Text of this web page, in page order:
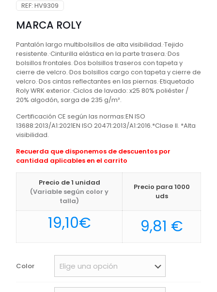
REF: HV9309
MARCA ROLY
Pantalón largo multibolsillos de alta visibilidad.·Tejido
resistente.·Cinturilla elástica en la parte trasera.·Dos
bolsillos frontales.·Dos bolsillos traseros con tapeta y
cierre de velcro.·Dos bolsillos cargo con tapeta y cierre de
velcro.·Dos cintas reflectantes en las piernas.·Etiquetado
Roly WRK exterior.·Ciclos de lavado: x25 80% poliéster /
20% algodón, sarga de 235 g/m².
Certificación CE según las normas:EN ISO
13688:2013/A1:2021EN ISO 20471:2013/A1:2016.*Clase II. *Alta
visibilidad.
Recuerda que disponemos de descuentos por
cantidad aplicables en el carrito
Precio de 1 unidad
(Variable según color y
talla)
Precio para 1000
uds
19,10€ 9,81 €
Color